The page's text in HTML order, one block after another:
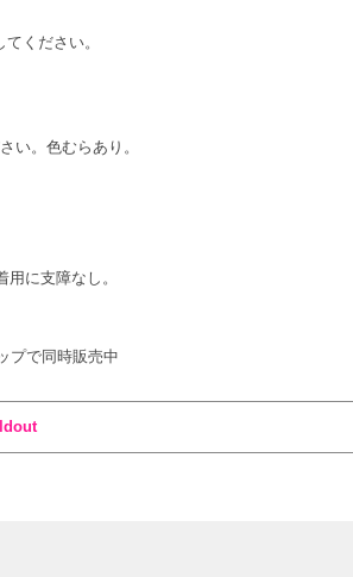
ください。
い。色むらあり。
に支障なし。
プで同時販売中